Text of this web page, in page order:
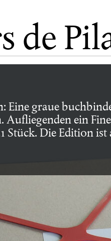
de
Eine graue
ein
Stück. Die Edition